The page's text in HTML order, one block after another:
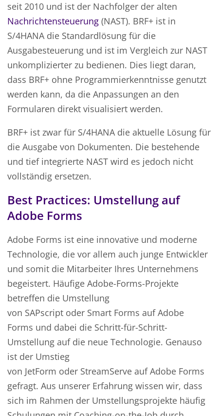
seit 2010 und ist der Nachfolger der alten
Nachrichtensteuerung (NAST). BRF+ ist in
S/4HANA die Standardlösung für die
Ausgabesteuerung und ist im Vergleich zur NAST
unkomplizierter zu bedienen. Dies liegt daran,
dass BRF+ ohne Programmierkenntnisse genutzt
werden kann, da die Anpassungen an den
Formularen direkt visualisiert werden.
BRF+ ist zwar für S/4HANA die aktuelle Lösung für
die Ausgabe von Dokumenten. Die bestehende
und tief integrierte NAST wird es jedoch nicht
vollständig ersetzen.
Best Practices: Umstellung auf
Adobe Forms
Adobe Forms ist eine innovative und moderne
Technologie, die vor allem auch junge Entwickler
und somit die Mitarbeiter Ihres Unternehmens
begeistert. Häufige Adobe-Forms-Projekte
betreffen die Umstellung
von SAPscript oder Smart Forms auf Adobe
Forms und dabei die Schritt-für-Schritt-
Umstellung auf die neue Technologie. Genauso
ist der Umstieg
von JetForm oder StreamServe auf Adobe Forms
gefragt. Aus unserer Erfahrung wissen wir, dass
sich im Rahmen der Umstellungsprojekte häufig